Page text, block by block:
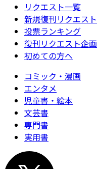
リクエスト一覧
新規復刊リクエスト
投票ランキング
復刊リクエスト企画
初めての方へ
コミック・漫画
エンタメ
児童書・絵本
文芸書
専門書
実用書